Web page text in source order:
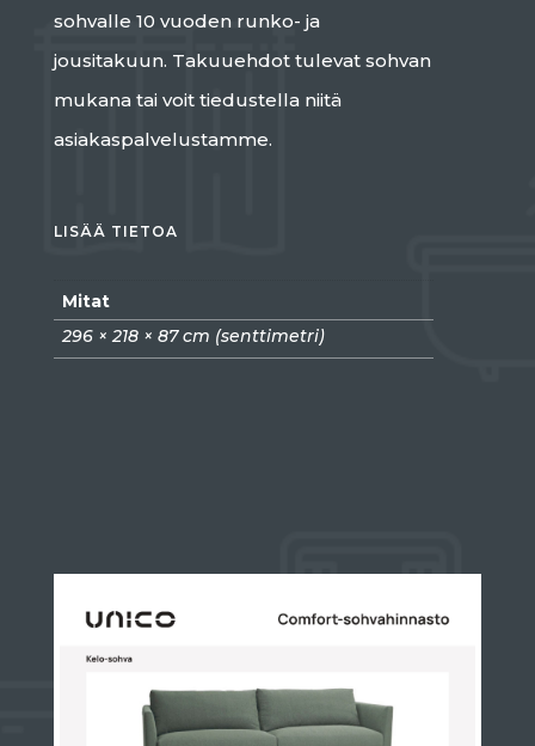
sohvalle 10 vuoden runko- ja
jousitakuun. Takuuehdot tulevat sohvan
mukana tai voit tiedustella niitä
asiakaspalvelustamme.
LISÄÄ TIETOA
Mitat
296 × 218 × 87 cm (senttimetri)